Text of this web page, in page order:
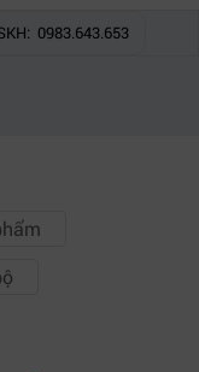
0983.643.653